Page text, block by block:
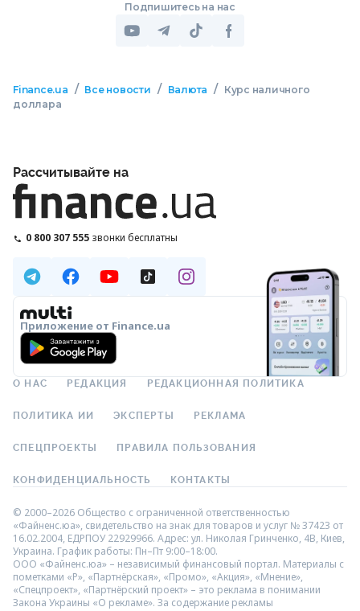
Подпишитесь на нас
Finance.ua / Все новости / Валюта /
Курс наличного
доллара
Рассчитывайте на
0 800 307 555 звонки бесплатны
Приложение от Finance.ua
О НАС РЕДАКЦИЯ РЕДАКЦИОННАЯ ПОЛИТИКА
ПОЛИТИКА ИИ ЭКСПЕРТЫ РЕКЛАМА
СПЕЦПРОЕКТЫ ПРАВИЛА ПОЛЬЗОВАНИЯ
КОНФИДЕНЦИАЛЬНОСТЬ КОНТАКТЫ
© 2000–2026 Общество с ограниченной ответственностью
«Файненс.юа», свидетельство на знак для товаров и услуг № 37423 от
16.02.2004, ЕДРПОУ 22929966. Адрес: ул. Николая Гринченко, 4В, Киев,
Украина. График работы: Пн–Пт 9:00–18:00.
ООО «Файненс.юа» – независимый финансовый портал. Материалы с
пометками «Р», «Партнёрская», «Промо», «Акция», «Мнение»,
«Спецпроект», «Партнёрский проект» – это реклама в понимании
Закона Украины «О рекламе». За содержание рекламы